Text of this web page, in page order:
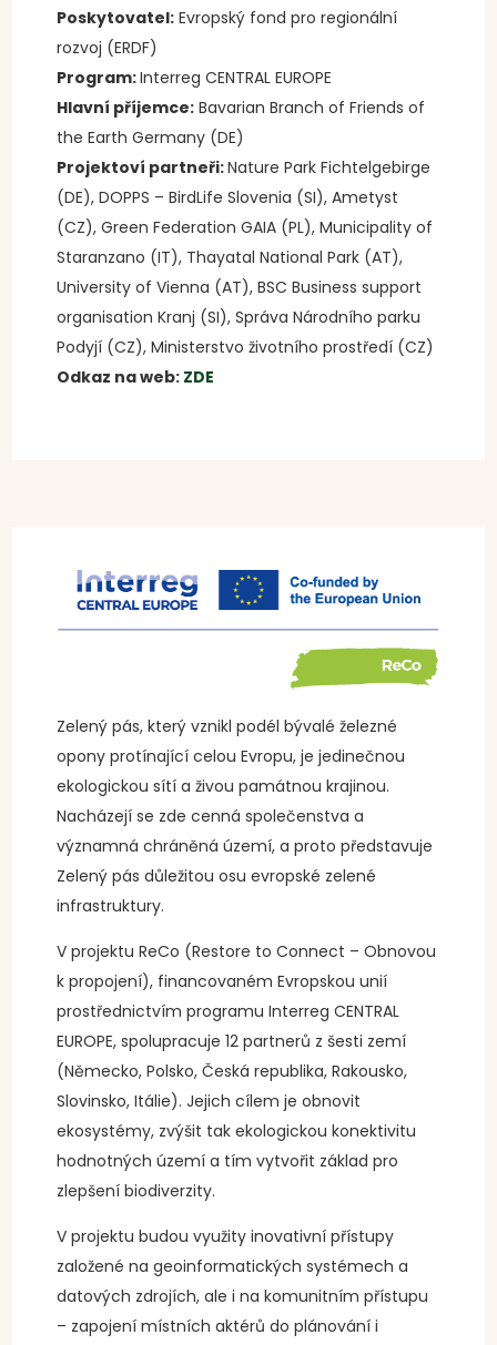
Poskytovatel: Evropský fond pro regionální
rozvoj (ERDF)
Program:Interreg CENTRAL EUROPE
Hlavní příjemce: Bavarian Branch of Friends of
the Earth Germany (DE)
Projektoví partneři:Nature Park Fichtelgebirge
(DE), DOPPS – BirdLife Slovenia (SI), Ametyst
(CZ), Green Federation GAIA (PL), Municipality of
Staranzano (IT), Thayatal National Park (AT),
University of Vienna (AT), BSC Business support
organisation Kranj (SI), Správa Národního parku
Podyjí (CZ), Ministerstvo životního prostředí (CZ)
Odkaz na web: ZDE
Zelený pás, který vznikl podél bývalé železné
opony protínající celou Evropu, je jedinečnou
ekologickou sítí a živou památnou krajinou.
Nacházejí se zde cenná společenstva a
významná chráněná území, a proto představuje
Zelený pás důležitou osu evropské zelené
infrastruktury.
V projektu ReCo (Restore to Connect – Obnovou
k propojení), financovaném Evropskou unií
prostřednictvím programu Interreg CENTRAL
EUROPE, spolupracuje 12 partnerů z šesti zemí
(Německo, Polsko, Česká republika, Rakousko,
Slovinsko, Itálie). Jejich cílem je obnovit
ekosystémy, zvýšit tak ekologickou konektivitu
hodnotných území a tím vytvořit základ pro
zlepšení biodiverzity.
V projektu budou využity inovativní přístupy
založené na geoinformatických systémech a
datových zdrojích, ale i na komunitním přístupu
– zapojení místních aktérů do plánování i